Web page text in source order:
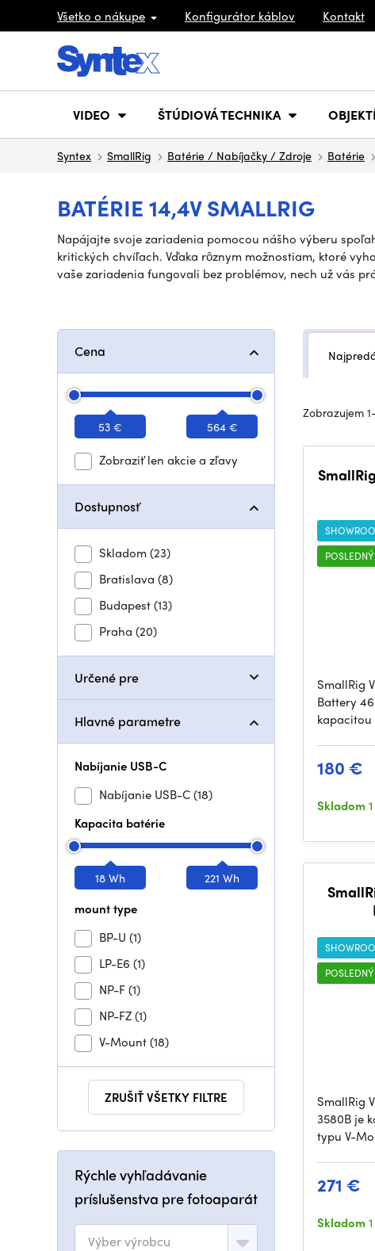
Všetko o nákupe Konfigurátor káblov Kontakt
VIDEO ŠTÚDIOVÁ TECHNIKA
Syntex SmallRig Batérie / Nabíjačky / Zdroje Batérie
BATÉRIE 14,4V SMALLRIG
Napájajte svoje zariadenia pomocou nášho výberu
kritických chvíľach. Vďaka rôznym možnostiam, ktoré
vaše zariadenia fungovali bez problémov, nech už vás
Cena
53 € 564 €
Zobraziť len akcie a zľavy
Dostupnosť
Skladom(23)
Bratislava (8)
Budapest(13)
Praha (20)
Určené pre
Hlavné parametre
Nabíjanie USB-C
Nabíjanie USB-C(18)
Kapacita batérie
18 Wh 221 Wh
mount type
BP-U (1)
LP-E6 (1)
NP-F(1)
NP-FZ(1)
V-Mount(18)
ZRUŠIŤ VŠETKY FILTRE
Rýchle vyhľadávanie
príslušenstva pre fotoaparát
Výber výrobcu
Zobrazujem
SmallRig
Battery
kapacitou
180 €
Skladom
SmallRig
3580B je
typu V-
271 €
Skladom